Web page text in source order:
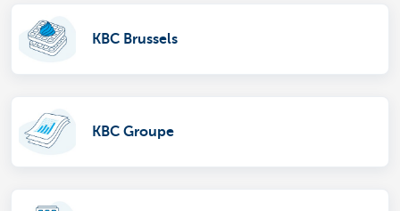
KBC Brussels
KBC Groupe